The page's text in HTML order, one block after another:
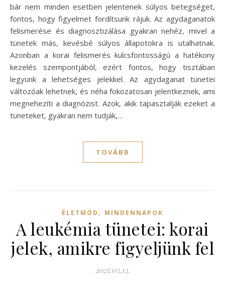
bár nem minden esetben jelentenek súlyos betegséget,
fontos, hogy figyelmet fordítsunk rájuk. Az agydaganatok
felismerése és diagnosztizálása gyakran nehéz, mivel a
tünetek más, kevésbé súlyos állapotokra is utalhatnak.
Azonban a korai felismerés kulcsfontosságú a hatékony
kezelés szempontjából, ezért fontos, hogy tisztában
legyünk a lehetséges jelekkel. Az agydaganat tünetei
változóak lehetnek, és néha fokozatosan jelentkeznek, ami
megnehezíti a diagnózist. Azok, akik tapasztalják ezeket a
tüneteket, gyakran nem tudják,…
TOVÁBB
ÉLETMÓD , MINDENNAPOK
A leukémia tünetei: korai
jelek, amikre figyeljünk fel
2025.03.13.